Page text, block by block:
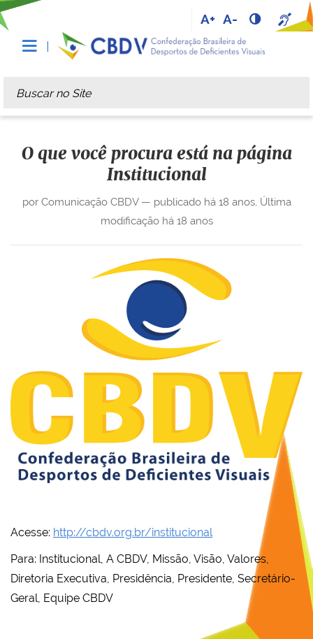
A+ A-
Busca
Busca Avançada…
O que você procura está na página
Institucional
por Comunicação CBDV — publicado há 18 anos, Última
modificação há 18 anos
Acesse: http://cbdv.org.br/institucional
Para: Institucional, A CBDV, Missão, Visão, Valores,
Diretoria Executiva, Presidência, Presidente, Secretário-
Geral, Equipe CBDV